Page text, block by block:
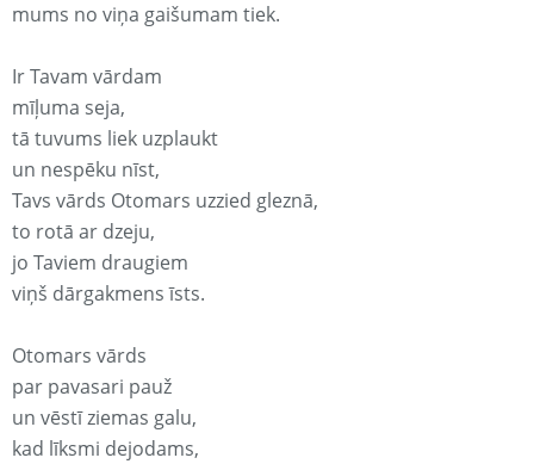
mums no viņa gaišumam tiek.
Ir Tavam vārdam
mīļuma seja,
tā tuvums liek uzplaukt
un nespēku nīst,
Tavs vārds Otomars uzzied gleznā,
to rotā ar dzeju,
jo Taviem draugiem
viņš dārgakmens īsts.
Otomars vārds
par pavasari pauž
un vēstī ziemas galu,
kad līksmi dejodams,